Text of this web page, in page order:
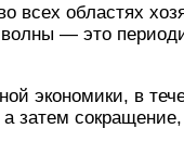
всех областях
— это
экономики, в
затем